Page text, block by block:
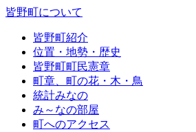
皆野町について
皆野町紹介
位置・地勢・歴史
皆野町町民憲章
町章、町の花・木・鳥
統計みなの
み～なの部屋
町へのアクセス